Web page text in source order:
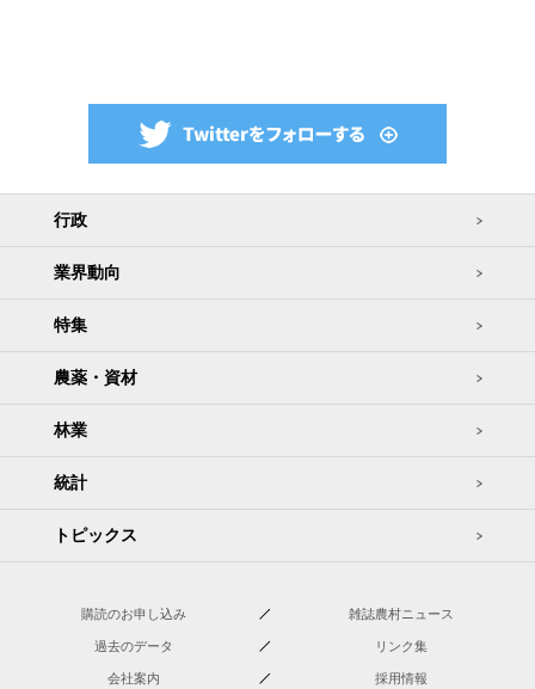
行政
業界動向
特集
農薬・資材
林業
統計
トピックス
購読のお申し込み 雑誌農村ニュース
過去のデータ リンク集
会社案内 採用情報